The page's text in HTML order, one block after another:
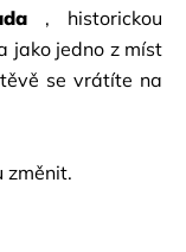
, historickou
jako jedno z míst
se vrátíte na
změnit.